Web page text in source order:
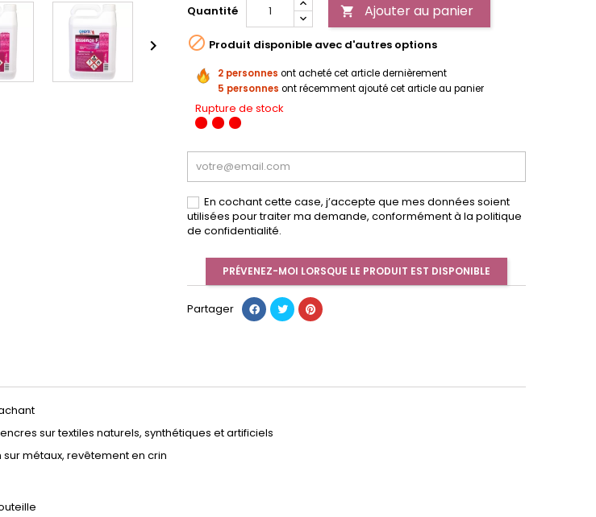

Quantité  Ajouter au panier
 Produit disponible avec d'autres options
2 personnes ont acheté cet article dernièrement
5 personnes ont récemment ajouté cet article au panier
Rupture de stock
En cochant cette case, j’accepte que mes données soient
utilisées pour traiter ma demande, conformément à la politique
de confidentialité.
PRÉVENEZ-MOI LORSQUE LE PRODUIT EST DISPONIBLE
Partager
sur textiles naturels, synthétiques et artificiels
métaux, revêtement en crin